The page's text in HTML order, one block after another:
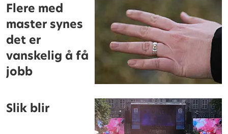
Flere med
master synes
det er
vanskelig å få
jobb
Slik blir